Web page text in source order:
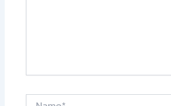
Name*